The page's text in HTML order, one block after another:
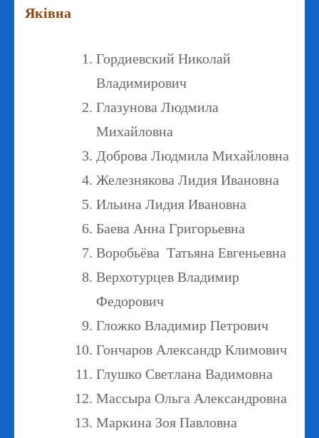
Яківна
Гордиевский Николай
Владимирович
Глазунова Людмила
Михайловна
Доброва Людмила Михайловна
Железнякова Лидия Ивановна
Ильина Лидия Ивановна
Баева Анна Григорьевна
Воробьёва Татьяна Евгеньевна
Верхотурцев Владимир
Федорович
Гложко Владимир Петрович
Гончаров Александр Климович
Глушко Светлана Вадимовна
Массыра Ольга Александровна
Маркина Зоя Павловна